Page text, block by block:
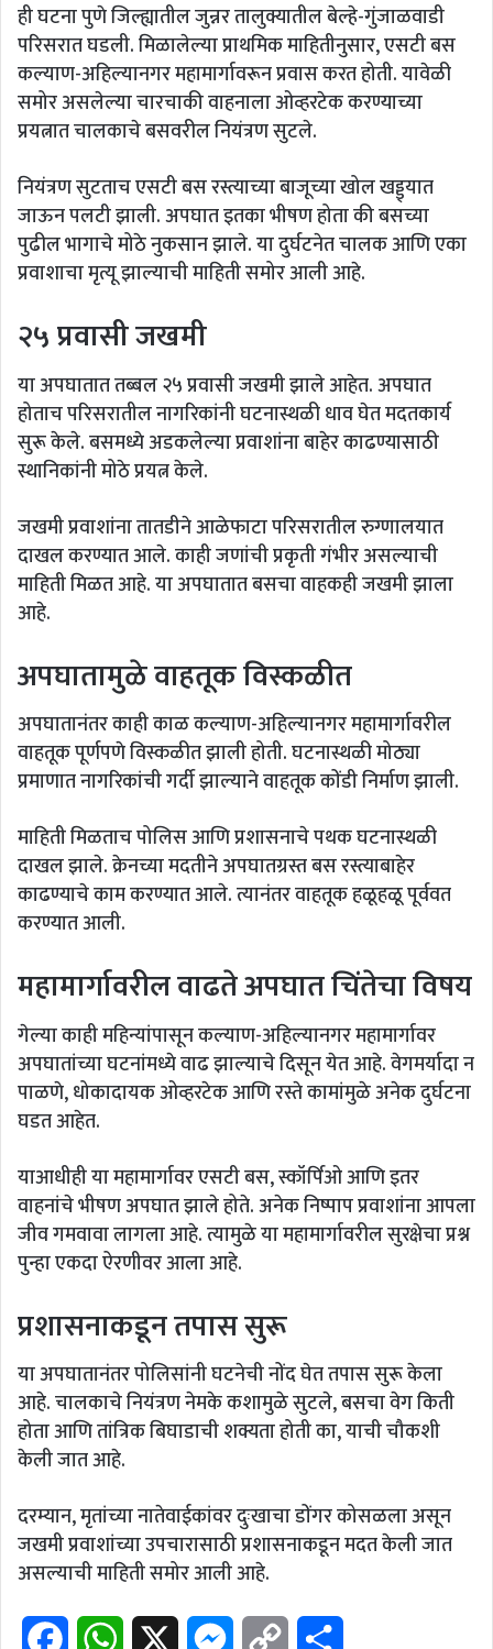
ही घटना पुणे जिल्ह्यातील जुन्नर तालुक्यातील बेल्हे-गुंजाळवाडी
परिसरात घडली. मिळालेल्या प्राथमिक माहितीनुसार, एसटी बस
कल्याण-अहिल्यानगर महामार्गावरून प्रवास करत होती. यावेळी
समोर असलेल्या चारचाकी वाहनाला ओव्हरटेक करण्याच्या
प्रयत्नात चालकाचे बसवरील नियंत्रण सुटले.
नियंत्रण सुटताच एसटी बस रस्त्याच्या बाजूच्या खोल खड्ड्यात
जाऊन पलटी झाली. अपघात इतका भीषण होता की बसच्या
पुढील भागाचे मोठे नुकसान झाले. या दुर्घटनेत चालक आणि एका
प्रवाशाचा मृत्यू झाल्याची माहिती समोर आली आहे.
२५ प्रवासी जखमी
या अपघातात तब्बल २५ प्रवासी जखमी झाले आहेत. अपघात
होताच परिसरातील नागरिकांनी घटनास्थळी धाव घेत मदतकार्य
सुरू केले. बसमध्ये अडकलेल्या प्रवाशांना बाहेर काढण्यासाठी
स्थानिकांनी मोठे प्रयत्न केले.
जखमी प्रवाशांना तातडीने आळेफाटा परिसरातील रुग्णालयात
दाखल करण्यात आले. काही जणांची प्रकृती गंभीर असल्याची
माहिती मिळत आहे. या अपघातात बसचा वाहकही जखमी झाला
आहे.
अपघातामुळे वाहतूक विस्कळीत
अपघातानंतर काही काळ कल्याण-अहिल्यानगर महामार्गावरील
वाहतूक पूर्णपणे विस्कळीत झाली होती. घटनास्थळी मोठ्या
प्रमाणात नागरिकांची गर्दी झाल्याने वाहतूक कोंडी निर्माण झाली.
माहिती मिळताच पोलिस आणि प्रशासनाचे पथक घटनास्थळी
दाखल झाले. क्रेनच्या मदतीने अपघातग्रस्त बस रस्त्याबाहेर
काढण्याचे काम करण्यात आले. त्यानंतर वाहतूक हळूहळू पूर्ववत
करण्यात आली.
महामार्गावरील वाढते अपघात चिंतेचा विषय
गेल्या काही महिन्यांपासून कल्याण-अहिल्यानगर महामार्गावर
अपघातांच्या घटनांमध्ये वाढ झाल्याचे दिसून येत आहे. वेगमर्यादा न
पाळणे, धोकादायक ओव्हरटेक आणि रस्ते कामांमुळे अनेक दुर्घटना
घडत आहेत.
याआधीही या महामार्गावर एसटी बस, स्कॉर्पिओ आणि इतर
वाहनांचे भीषण अपघात झाले होते. अनेक निष्पाप प्रवाशांना आपला
जीव गमवावा लागला आहे. त्यामुळे या महामार्गावरील सुरक्षेचा प्रश्न
पुन्हा एकदा ऐरणीवर आला आहे.
प्रशासनाकडून तपास सुरू
या अपघातानंतर पोलिसांनी घटनेची नोंद घेत तपास सुरू केला
आहे. चालकाचे नियंत्रण नेमके कशामुळे सुटले, बसचा वेग किती
होता आणि तांत्रिक बिघाडाची शक्यता होती का, याची चौकशी
केली जात आहे.
दरम्यान, मृतांच्या नातेवाईकांवर दुःखाचा डोंगर कोसळला असून
जखमी प्रवाशांच्या उपचारासाठी प्रशासनाकडून मदत केली जात
असल्याची माहिती समोर आली आहे.